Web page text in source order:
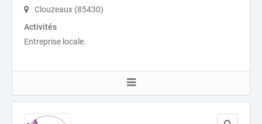
Clouzeaux (85430)
Activités
Entreprise locale.